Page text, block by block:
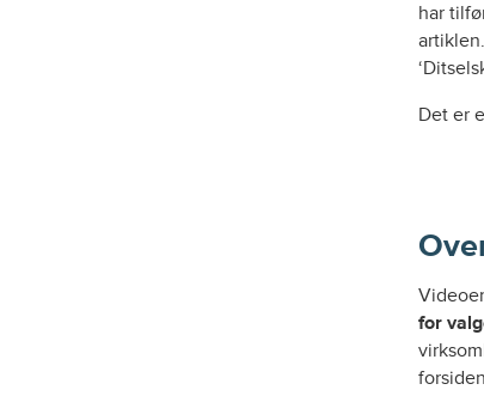
har
Det er
for